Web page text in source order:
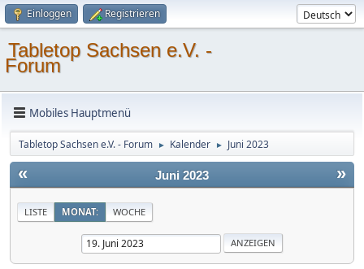
Einloggen Registrieren
Tabletop Sachsen e.V. -
Forum
Mobiles Hauptmenü
Tabletop Sachsen e.V. - Forum ► Kalender ► Juni 2023
« »
Juni 2023
LISTE MONAT: WOCHE